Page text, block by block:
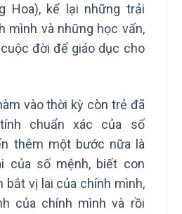
Hoa), kể lại những trải
mình và những học vấn,
đời để giáo dục cho
vào thời kỳ còn trẻ đã
chuẩn xác của số
thêm một bước nữa là
của số mệnh, biết con
bắt vị lai của chính mình,
của chính mình và rồi